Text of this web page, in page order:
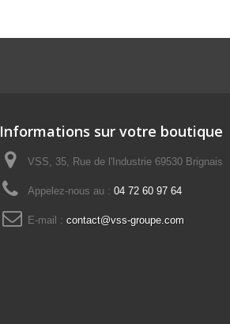
Informations sur votre boutique
VSS, 35, Rue de l'Industrie 69530 Brignais
Appelez-nous au : 04 72 60 97 64
E-mail : contact@vss-groupe.com